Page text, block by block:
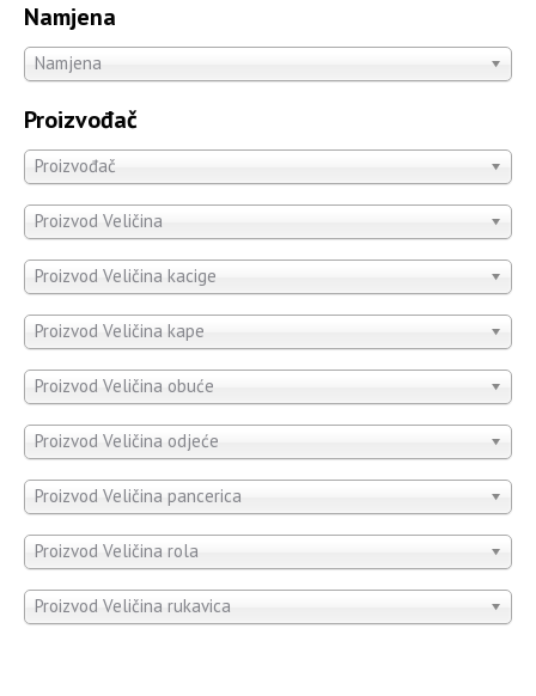
Namjena
Namjena
Proizvođač
Proizvođač
Proizvod Veličina
Proizvod Veličina kacige
Proizvod Veličina kape
Proizvod Veličina obuće
Proizvod Veličina odjeće
Proizvod Veličina pancerica
Proizvod Veličina rola
Proizvod Veličina rukavica